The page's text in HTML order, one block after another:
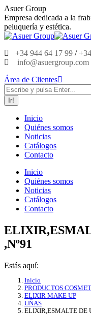
Saltar
al
contenido
Asuer Group
Empresa dedicada a la
peluquería y estética.
+34 944 64 17 99 /
info@asuergroup.com
Área de Clientes
Buscar:
Inicio
Quiénes somos
Noticias
Catálogos
Contacto
Inicio
Quiénes somos
Noticias
Catálogos
Contacto
,Nº91
Estás aquí:
Inicio
PRODUCTOS
ELIXIR MAKE UP
UÑAS
ELIXIR,ESMALTE DE